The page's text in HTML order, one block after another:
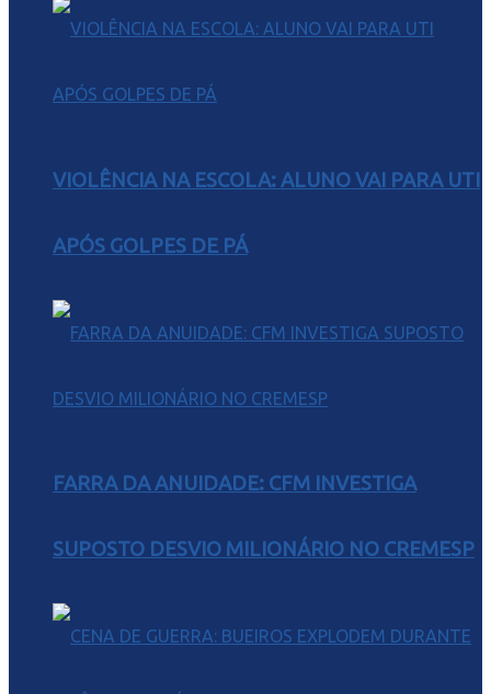
VIOLÊNCIA NA ESCOLA: ALUNO VAI PARA UTI
APÓS GOLPES DE PÁ
FARRA DA ANUIDADE: CFM INVESTIGA
SUPOSTO DESVIO MILIONÁRIO NO CREMESP